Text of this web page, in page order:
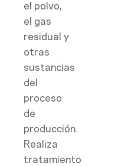
el polvo,
el gas
residual y
otras
sustancias
del
proceso
de
producción.
Realiza
tratamiento